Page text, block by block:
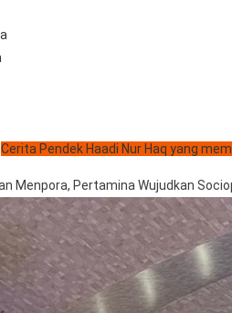
Cerita Pendek Haadi Nur Haq yang
Menpora, Pertamina Wujudkan